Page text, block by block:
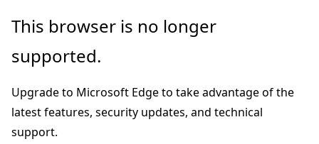
Skip
main
Skip
Ask
chat
experience
This browser is no longer
supported.
Upgrade to Microsoft Edge to take advantage of the
latest features, security updates, and technical
support.